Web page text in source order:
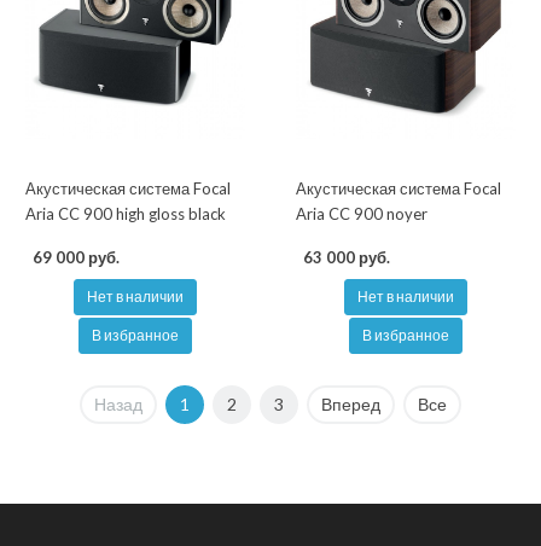
Акустическая система Focal
Aria CC 900 high gloss black
69 000 руб.
Нет в наличии
В избранное
Акустическая система Focal
Aria CC 900 noyer
63 000 руб.
Нет в наличии
В избранное
Назад 1 2 3 Вперед Все